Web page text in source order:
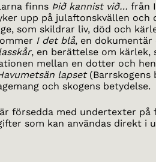
finns Þið kannist við… från
upp på julaftonskvällen och
som skildrar liv, död och
I det blå, en
, en berättelse om kärlek,
mellan en dotter och
lapset (Barrskogens
och skogens betydelse.
försedda med undertexter på
som kan användas direkt i